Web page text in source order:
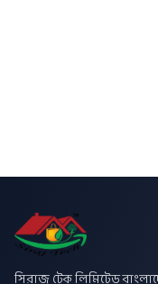
সিরাজ টেক লিমিটেড